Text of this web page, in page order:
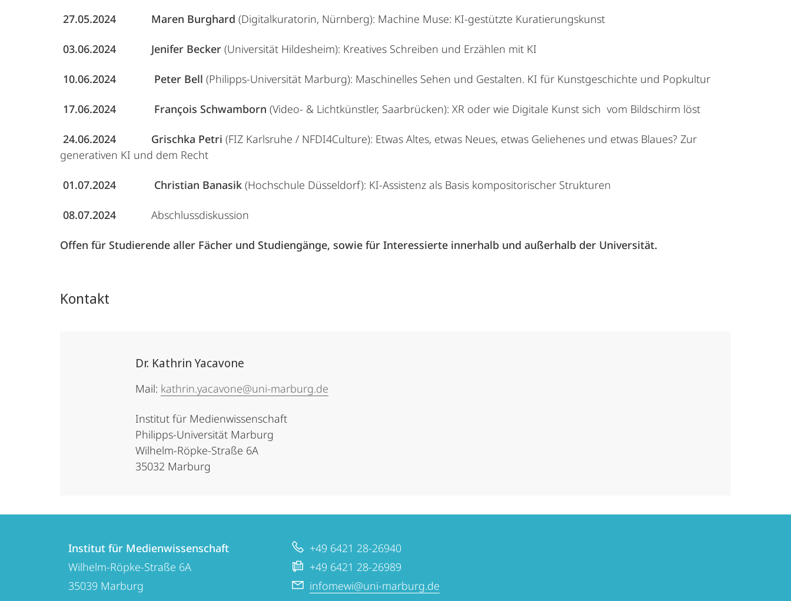
27.05.2024 Maren Burghard (Digitalkuratorin, Nürnberg): Machine Muse: KI-gestützte Kuratierungskunst
03.06.2024 Jenifer Becker (Universität Hildesheim): Kreatives Schreiben und Erzählen mit KI
10.06.2024 Peter Bell (Philipps-Universität Marburg): Maschinelles Sehen und Gestalten. KI für Kunstgeschichte und Popkultur
17.06.2024 François Schwamborn (Video- & Lichtkünstler, Saarbrücken): XR oder wie Digitale Kunst sich vom Bildschirm löst
24.06.2024 Grischka Petri (FIZ Karlsruhe / NFDI4Culture): Etwas Altes, etwas Neues, etwas Geliehenes und etwas Blaues? Zur
generativen KI und dem Recht
01.07.2024 Christian Banasik (Hochschule Düsseldorf): KI-Assistenz als Basis kompositorischer Strukturen
08.07.2024 Abschlussdiskussion
Offen für Studierende aller Fächer und Studiengänge, sowie für Interessierte innerhalb und außerhalb der Universität.
Kontakt
Dr. Kathrin Yacavone
Mail: kathrin.yacavone@uni-marburg.de
Institut für Medienwissenschaft
Philipps-Universität Marburg
Wilhelm-Röpke-Straße 6A
35032 Marburg
Informationen
Kontaktinformationen
Institut
für
Institut für Medienwissenschaft
Wilhelm-Röpke-Straße 6A
35039 Marburg
+49 6421 28-26940
+49 6421 28-26989
infomewi@uni-marburg.de